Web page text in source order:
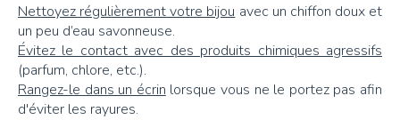
Nettoyez régulièrement votre bijou avec un chiffon doux et
un peu d’eau savonneuse.
Évitez le contact avec des produits chimiques agressifs
(parfum, chlore, etc.).
Rangez-le dans un écrin lorsque vous ne le portez pas afin
d'éviter les rayures.